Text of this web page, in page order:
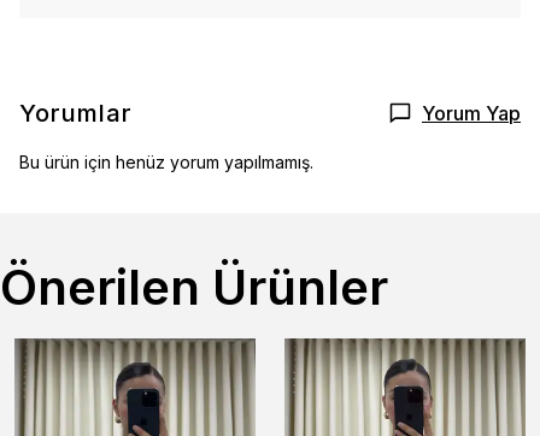
Yorumlar Yorum Yap
Bu ürün için henüz yorum yapılmamış.
Önerilen Ürünler